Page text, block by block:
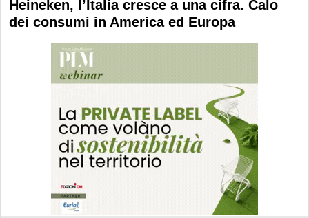
Heineken, l’Italia cresce a una cifra. Calo
dei consumi in America ed Europa